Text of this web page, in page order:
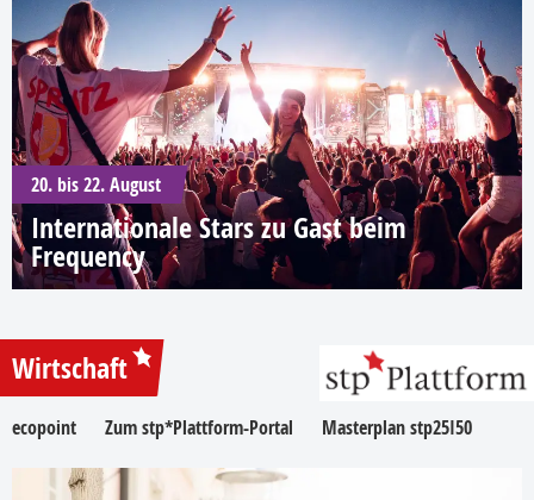
20. bis 22. August
Internationale Stars zu Gast beim
Frequency
Wirtschaft
ecopoint Zum stp*Plattform-Portal Masterplan stp25I50